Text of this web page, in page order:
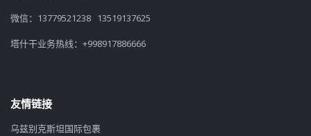
微信：13779521238 13519137625
塔什干业务热线：+998917886666
友情链接
乌兹别克斯坦国际包裹